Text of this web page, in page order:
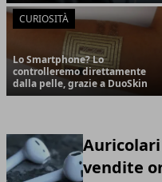
CURIOSITÀ
Lo Smartphone? Lo
controlleremo direttamente
dalla pelle, grazie a DuoSkin
vendite